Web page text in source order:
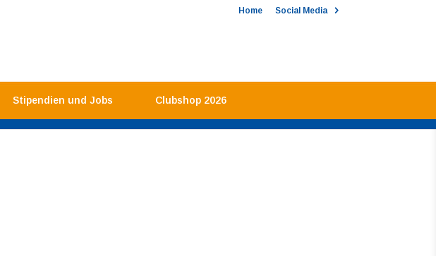
Home Social Media
Stipendien und Jobs Clubshop 2026